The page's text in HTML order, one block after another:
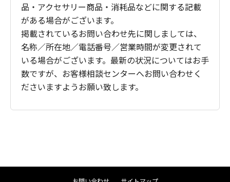
品・アクセサリー商品・消耗品などに関する記載
がある場合がございます。
掲載されているお問い合わせ先に関しましては、
名称／所在地／電話番号／営業時間が変更されて
いる場合がございます。最新の状況についてはお手
数ですが、お客様相談センターへお問い合わせく
ださいますようお願い致します。